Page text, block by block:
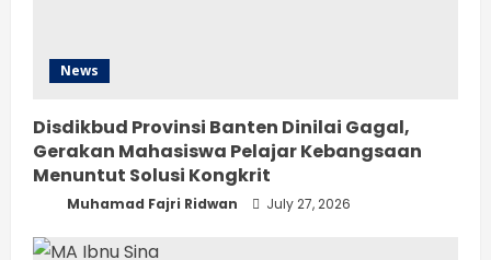
News
Disdikbud Provinsi Banten Dinilai Gagal,
Gerakan Mahasiswa Pelajar Kebangsaan
Menuntut Solusi Kongkrit
Muhamad Fajri Ridwan July 27, 2026